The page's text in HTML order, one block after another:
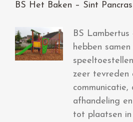
BS Het Baken – Sint Pancras
BS Lambertus
hebben
zeer
afhandeling
tot plaatsen